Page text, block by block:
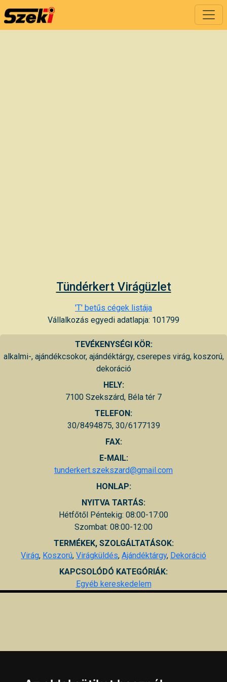
Tündérkert Virágüzlet
'T' betűs cégek listája
Vállalkozás egyedi adatlapja: 101799
TEVÉKENYSÉGI KÖR:
alkalmi-, ajándékcsokor, ajándéktárgy, cserepes virág, koszorú,
dekoráció
HELY:
7100 Szekszárd, Béla tér 7
TELEFON:
30/8494875, 30/6177139
FAX:
E-MAIL:
tunderkert.szekszard@gmail.com
HONLAP:
NYITVA TARTÁS:
Hétfőtől Péntekig: 08:00-17:00
Szombat: 08:00-12:00
TERMÉKEK, SZOLGÁLTATÁSOK:
Virág, Koszorú, Virágküldés, Ajándéktárgy, Dekoráció
KAPCSOLÓDÓ KATEGÓRIÁK:
Egyéb kereskedelem